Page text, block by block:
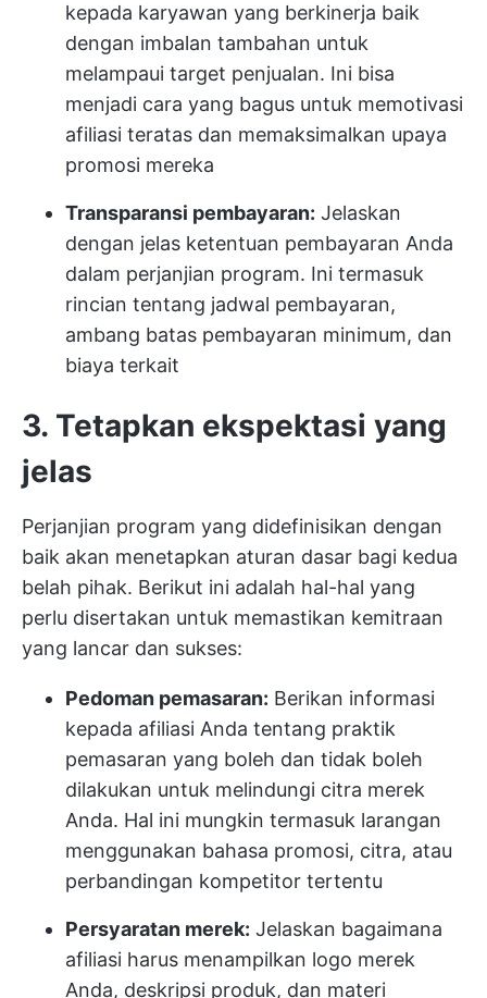
kepada karyawan yang berkinerja baik
dengan imbalan tambahan untuk
melampaui target penjualan. Ini bisa
menjadi cara yang bagus untuk memotivasi
afiliasi teratas dan memaksimalkan upaya
promosi mereka
Transparansi pembayaran: Jelaskan
dengan jelas ketentuan pembayaran Anda
dalam perjanjian program. Ini termasuk
rincian tentang jadwal pembayaran,
ambang batas pembayaran minimum, dan
biaya terkait
3. Tetapkan ekspektasi yang
jelas
Perjanjian program yang didefinisikan dengan
baik akan menetapkan aturan dasar bagi kedua
belah pihak. Berikut ini adalah hal-hal yang
perlu disertakan untuk memastikan kemitraan
yang lancar dan sukses:
Pedoman pemasaran: Berikan informasi
kepada afiliasi Anda tentang praktik
pemasaran yang boleh dan tidak boleh
dilakukan untuk melindungi citra merek
Anda. Hal ini mungkin termasuk larangan
menggunakan bahasa promosi, citra, atau
perbandingan kompetitor tertentu
Persyaratan merek: Jelaskan bagaimana
afiliasi harus menampilkan logo merek
Anda, deskripsi produk, dan materi